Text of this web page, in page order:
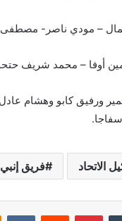
– مودي ناصر- مصطفى
أوفا – محمد شريف
ورفيق كابو وهشام
الاتحاد فريق إنبي
بينتيريست